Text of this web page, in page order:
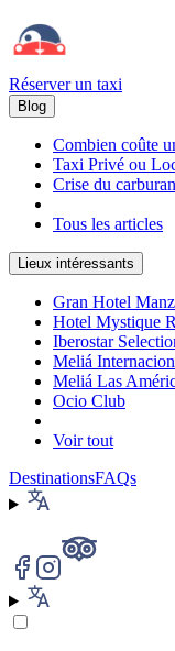
Réserver un taxi
Blog
Combien coûte
Taxi Privé ou
Crise du
Tous les articles
Lieux intéressants
Gran Hotel
Hotel Mystique
Iberostar
Meliá
Meliá Las
Ocio Club
Voir tout
DestinationsFAQs